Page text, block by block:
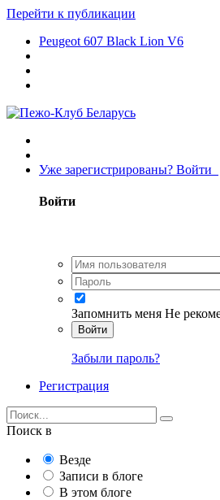
Перейти к публикации
Peugeot 607 Black Lion V6
Уже зарегистрированы? Войти
Войти
Запомнить меня Не
Войти
Забыли пароль?
Регистрация
Поиск в
Везде
Записи в блоге
В этом блоге